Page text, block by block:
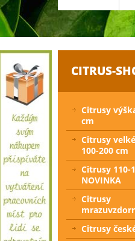
CITRUS-
Citrusy
cm
Citrusy
100-200 cm
Citrusy 110-
NOVINKA
Citrusy
Citrusy